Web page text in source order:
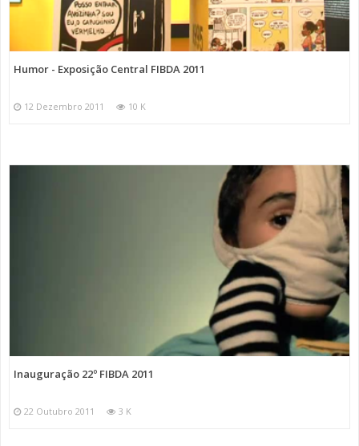
Humor - Exposição Central FIBDA 2011
12 Dezembro 2011 10 K
Inauguração 22º FIBDA 2011
22 Outubro 2011 3 K